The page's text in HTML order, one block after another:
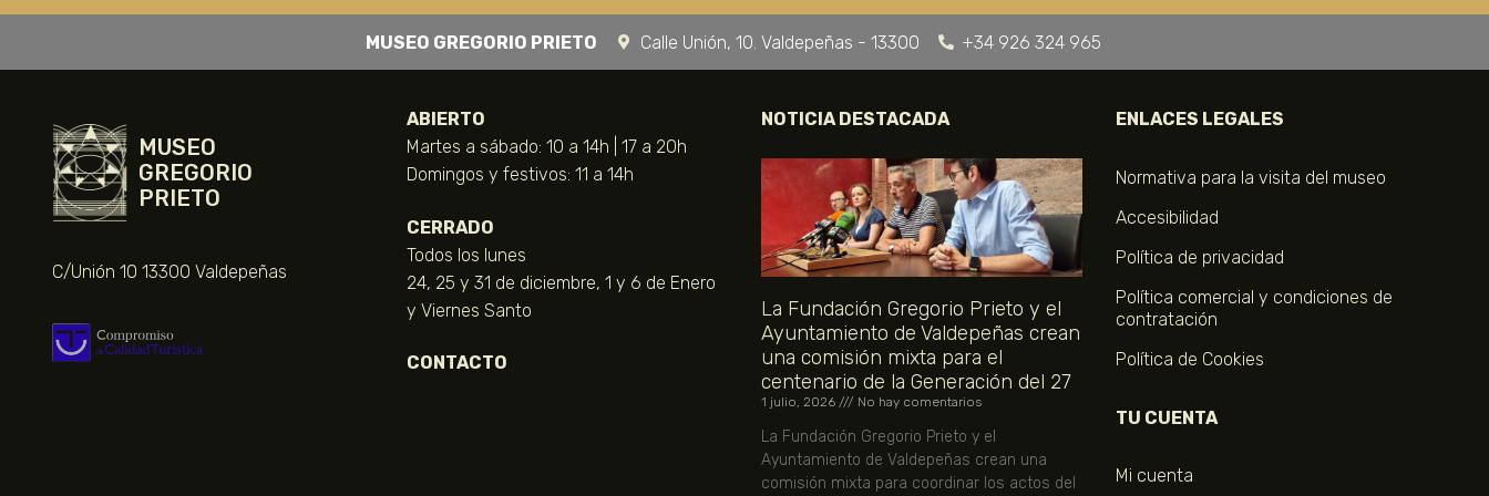
MUSEO GREGORIO PRIETO Calle Unión, 10. Valdepeñas - 13300 +34 926 324 965
MUSEO
GREGORIO
PRIETO
C/Unión 10 13300 Valdepeñas
ABIERTO
Martes a sábado: 10 a 14h | 17 a 20h
Domingos y festivos: 11 a 14h
CERRADO
Todos los lunes
24, 25 y 31 de diciembre, 1 y 6 de Enero
y Viernes Santo
CONTACTO
NOTICIA DESTACADA
La Fundación Gregorio Prieto y el
Ayuntamiento de Valdepeñas crean
una comisión mixta para el
centenario de la Generación del 27
1 julio, 2026 No hay comentarios
La Fundación Gregorio Prieto y el
Ayuntamiento de Valdepeñas crean una
comisión mixta para coordinar los actos del
ENLACES LEGALES
Normativa para la visita del museo
Accesibilidad
Política de privacidad
Política comercial y condiciones de
contratación
Política de Cookies
TU CUENTA
Mi cuenta